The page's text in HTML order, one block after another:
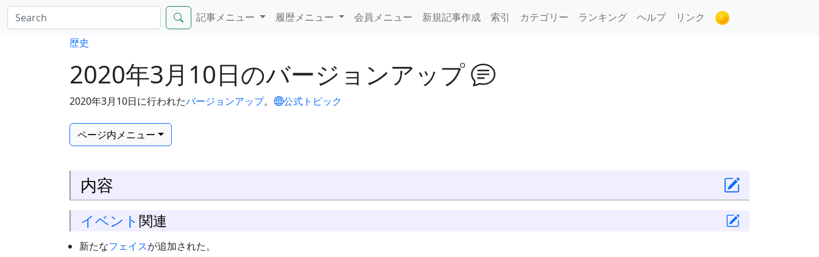
記事メニュー 履歴メニュー 会員メニュー 新規記事作成 索引 カテゴリー ランキング ヘルプ
リンク
歴史
2020年3月10日のバージョンアップ
2020年3月10日に行われたバージョンアップ。 公式トピック
ページ内メニュー
内容
イベント 関連
新たなフェイスが追加された。